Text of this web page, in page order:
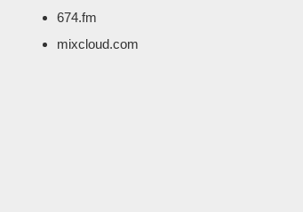
674.fm
mixcloud.com